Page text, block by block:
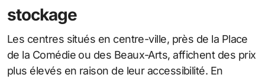
stockage
Les centres situés en centre-ville, près de la Place
de la Comédie ou des Beaux-Arts, affichent des prix
plus élevés en raison de leur accessibilité. En